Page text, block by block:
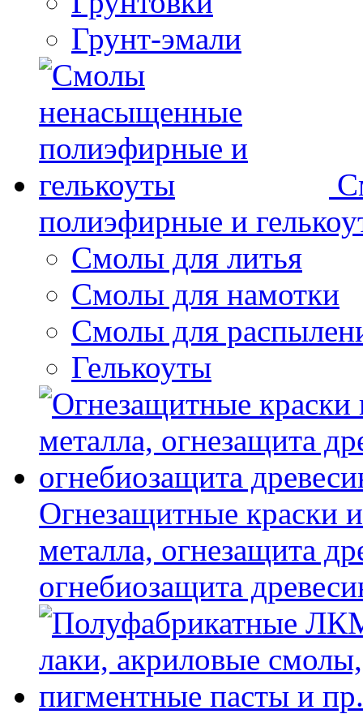
Грунт-эмали
полиэфирные и
Смолы для литья
Смолы для намотки
Смолы для
Гелькоуты
Огнезащитные краски
металла, огнезащита
огнебиозащита